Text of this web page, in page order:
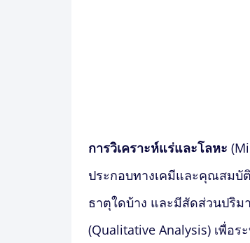
การวิเคราะห์แร่และโลหะ
ประกอบทางเคมีและคุณสมบั
ธาตุใดบ้าง และมีสัดส่วนปริ
(Qualitative Analysis) เพื่อ